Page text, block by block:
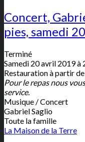
Concert,
pies, samedi
Terminé
Samedi 20 avril 2019 à
Restauration à partir
Pour le repas nous
service.
Musique / Concert
Gabriel Saglio
Toute la famille
La Maison de la Terre